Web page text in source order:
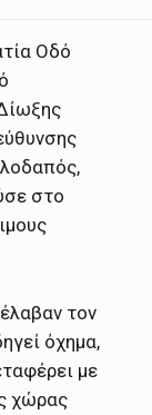
Οδό
στο
τον
όχημα,
με
χώρας